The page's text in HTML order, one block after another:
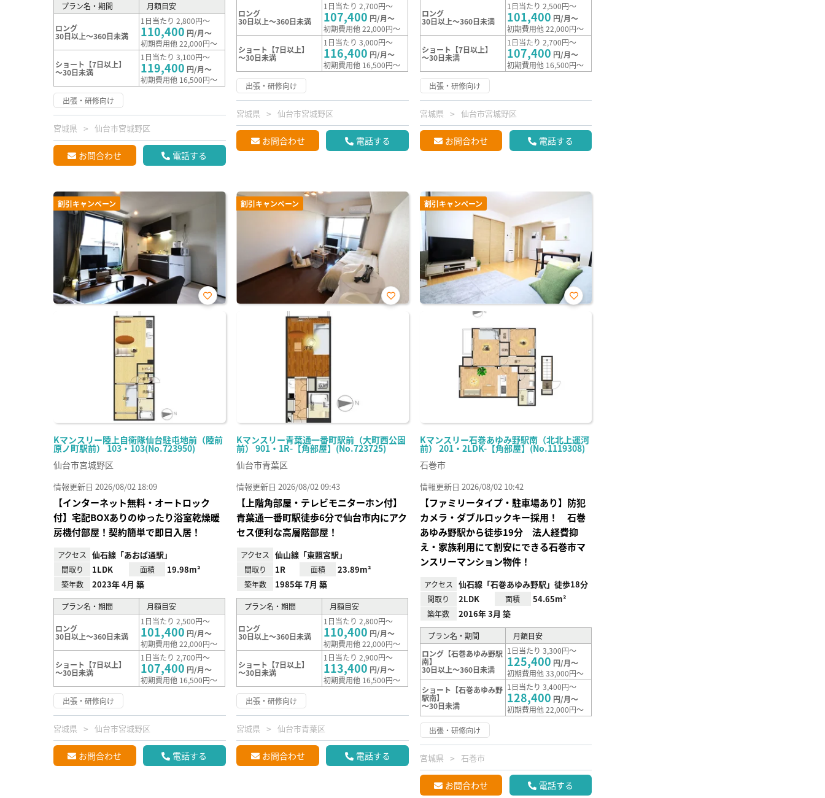
プラン名・期間 月額目安
ロング
30日以上～360日未満
1日当たり 2,800円～
110,400 円/月～
初期費用他 22,000円～
ショート【7日以上】
～30日未満
1日当たり 3,100円～
119,400 円/月～
初期費用他 16,500円～
出張・研修向け
宮城県 仙台市宮城野区
お問合わせ 電話する
ロング
30日以上～360日未満
1日当たり 2,700円～
107,400 円/月～
初期費用他 22,000円～
ショート【7日以上】
～30日未満
1日当たり 3,000円～
116,400 円/月～
初期費用他 16,500円～
出張・研修向け
宮城県 仙台市宮城野区
お問合わせ 電話する
ロング
30日以上～360日未満
1日当たり 2,500円～
101,400 円/月～
初期費用他 22,000円～
ショート【7日以上】
～30日未満
1日当たり 2,700円～
107,400 円/月～
初期費用他 16,500円～
出張・研修向け
宮城県 仙台市宮城野区
お問合わせ 電話する
割引キャンペーン
Kマンスリー陸上自衛隊仙台駐屯地前（陸前
原ノ町駅前） 103・103(No.723950)
お気
仙台市宮城野区
情報更新日 2026/08/02 18:09
【インターネット無料・オートロック
付】宅配BOXありのゆったり浴室乾燥暖
房機付部屋！契約簡単で即日入居！
アクセス 仙石線「あおば通駅」
間取り 1LDK 面積 19.98m²
築年数 2023年 4月 築
プラン名・期間 月額目安
ロング
30日以上～360日未満
1日当たり 2,500円～
101,400 円/月～
初期費用他 22,000円～
ショート【7日以上】
～30日未満
1日当たり 2,700円～
107,400 円/月～
初期費用他 16,500円～
出張・研修向け
宮城県 仙台市宮城野区
お問合わせ 電話する
割引キャンペーン
Kマンスリー青葉通一番町駅前（大町西公園
前） 901・1R-【角部屋】(No.723725)
お気
仙台市青葉区
情報更新日 2026/08/02 09:43
【上階角部屋・テレビモニターホン付】
青葉通一番町駅徒歩6分で仙台市内にアク
セス便利な高層階部屋！
アクセス 仙山線「東照宮駅」
間取り 1R 面積 23.89m²
築年数 1985年 7月 築
プラン名・期間 月額目安
ロング
30日以上～360日未満
1日当たり 2,800円～
110,400 円/月～
初期費用他 22,000円～
ショート【7日以上】
～30日未満
1日当たり 2,900円～
113,400 円/月～
初期費用他 16,500円～
出張・研修向け
宮城県 仙台市青葉区
お問合わせ 電話する
割引キャンペーン
Kマンスリー石巻あゆみ野駅南（北北上運河
前） 201・2LDK-【角部屋】(No.1119308)
お気
石巻市
情報更新日 2026/08/02 10:42
【ファミリータイプ・駐車場あり】防犯
カメラ・ダブルロックキー採用！ 石巻
あゆみ野駅から徒歩19分 法人経費抑
え・家族利用にて割安にできる石巻市マ
ンスリーマンション物件！
アクセス 仙石線「石巻あゆみ野駅」徒歩18分
間取り 2LDK 面積 54.65m²
築年数 2016年 3月 築
プラン名・期間
月額目安
ロング【石巻あゆみ野駅
南】
30日以上～360日未満
1日当たり 3,300円～
125,400 円/月～
初期費用他 33,000円～
ショート【石巻あゆみ野
駅南】
～30日未満
1日当たり 3,400円～
128,400 円/月～
初期費用他 22,000円～
出張・研修向け
宮城県 石巻市
お問合わせ 電話する